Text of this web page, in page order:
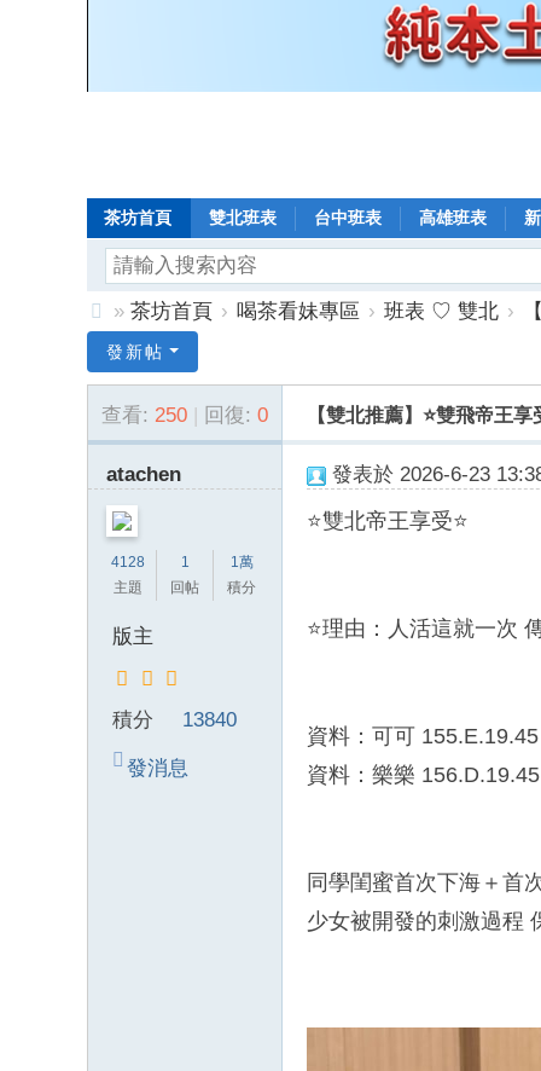
茶坊首頁 雙北班表 台中班表 高雄班表
年
老
口
碑
» 茶坊首頁 › 喝茶看妹專區 › 班表 ♡ 雙北 ›
發新帖
查看: 250 | 回復: 0 【雙北推薦】⭐雙飛帝王
atachen
4128
主題
1
回帖
1萬
積分
版主
積分 13840
發消息
發表於 2026-6-23
⭐雙北帝王享受⭐
⭐理由：人活這就一次
資料：可可 155.E.19.45
資料：樂樂 156.D.19.45
同學閨蜜首次下海＋首
少女被開發的刺激過程